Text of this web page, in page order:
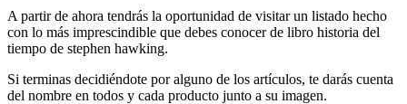
A partir de ahora tendrás la oportunidad de visitar un listado hecho
con lo más imprescindible que debes conocer de libro historia del
tiempo de stephen hawking.
Si terminas decidiéndote por alguno de los artículos, te darás cuenta
del nombre en todos y cada producto junto a su imagen.